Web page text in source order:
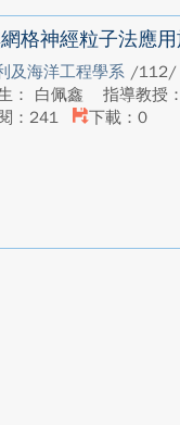
格神經粒子法應
及海洋工程學系 /112/
： 白佩鑫
指導教授：
：241
下載：0